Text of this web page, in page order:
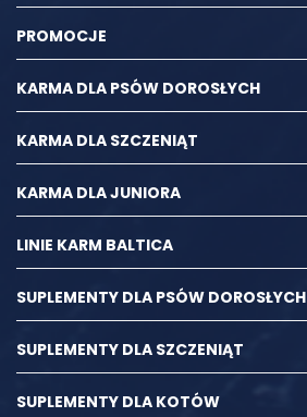
PROMOCJE
KARMA DLA PSÓW DOROSŁYCH
KARMA DLA SZCZENIĄT
KARMA DLA JUNIORA
LINIE KARM BALTICA
SUPLEMENTY DLA PSÓW DOROSŁYCH
SUPLEMENTY DLA SZCZENIĄT
SUPLEMENTY DLA KOTÓW